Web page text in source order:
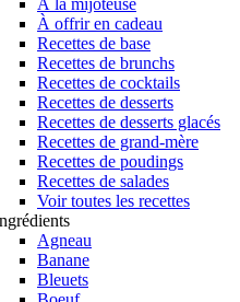
À la mijoteuse
À offrir en cadeau
Recettes de base
Recettes de brunchs
Recettes de cocktails
Recettes de desserts
Recettes de desserts glacés
Recettes de grand-mère
Recettes de poudings
Recettes de salades
Voir toutes les recettes
Agneau
Banane
Bleuets